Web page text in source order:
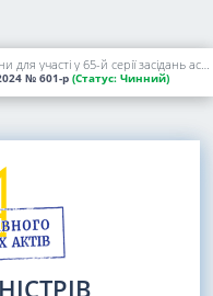
Про делегацію Уряду України для участі у 65-й серії засідань асамблей держав - членів Всесвітньої організації інтелектуальної власності
№ 601-р (Статус: Чинний)